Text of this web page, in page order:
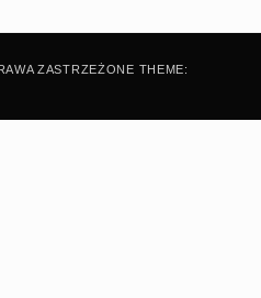
ZASTRZEŻONE THEME: